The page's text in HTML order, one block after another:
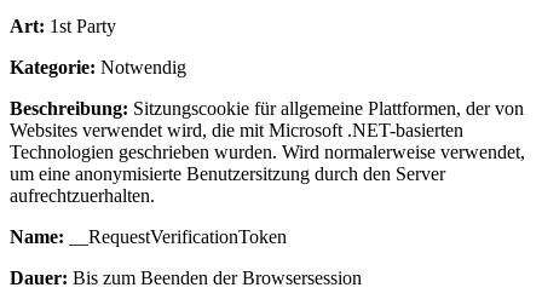
Art: 1st Party
Kategorie: Notwendig
Beschreibung: Sitzungscookie für allgemeine Plattformen, der von
Websites verwendet wird, die mit Microsoft .NET-basierten
Technologien geschrieben wurden. Wird normalerweise verwendet,
um eine anonymisierte Benutzersitzung durch den Server
aufrechtzuerhalten.
Name: __RequestVerificationToken
Dauer: Bis zum Beenden der Browsersession